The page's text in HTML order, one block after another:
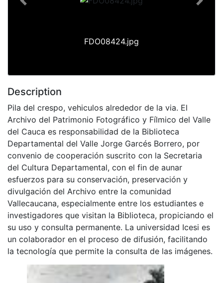
FDO08424.jpg
Previous Next
Description
Pila del crespo, vehiculos alrededor de la via. El
Archivo del Patrimonio Fotográfico y Fílmico del Valle
del Cauca es responsabilidad de la Biblioteca
Departamental del Valle Jorge Garcés Borrero, por
convenio de cooperación suscrito con la Secretaria
del Cultura Departamental, con el fin de aunar
esfuerzos para su conservación, preservación y
divulgación del Archivo entre la comunidad
Vallecaucana, especialmente entre los estudiantes e
investigadores que visitan la Biblioteca, propiciando el
su uso y consulta permanente. La universidad Icesi es
un colaborador en el proceso de difusión, facilitando
la tecnología que permite la consulta de las imágenes.